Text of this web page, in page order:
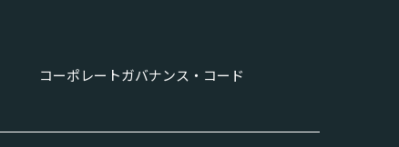
コーポレートガバナンス・コード